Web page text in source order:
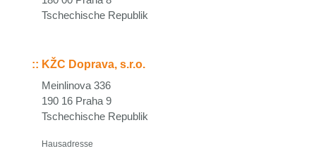
Tschechische Republik
:: KŽC Doprava, s.r.o.
Meinlinova 336
190 16 Praha 9
Tschechische Republik
Hausadresse